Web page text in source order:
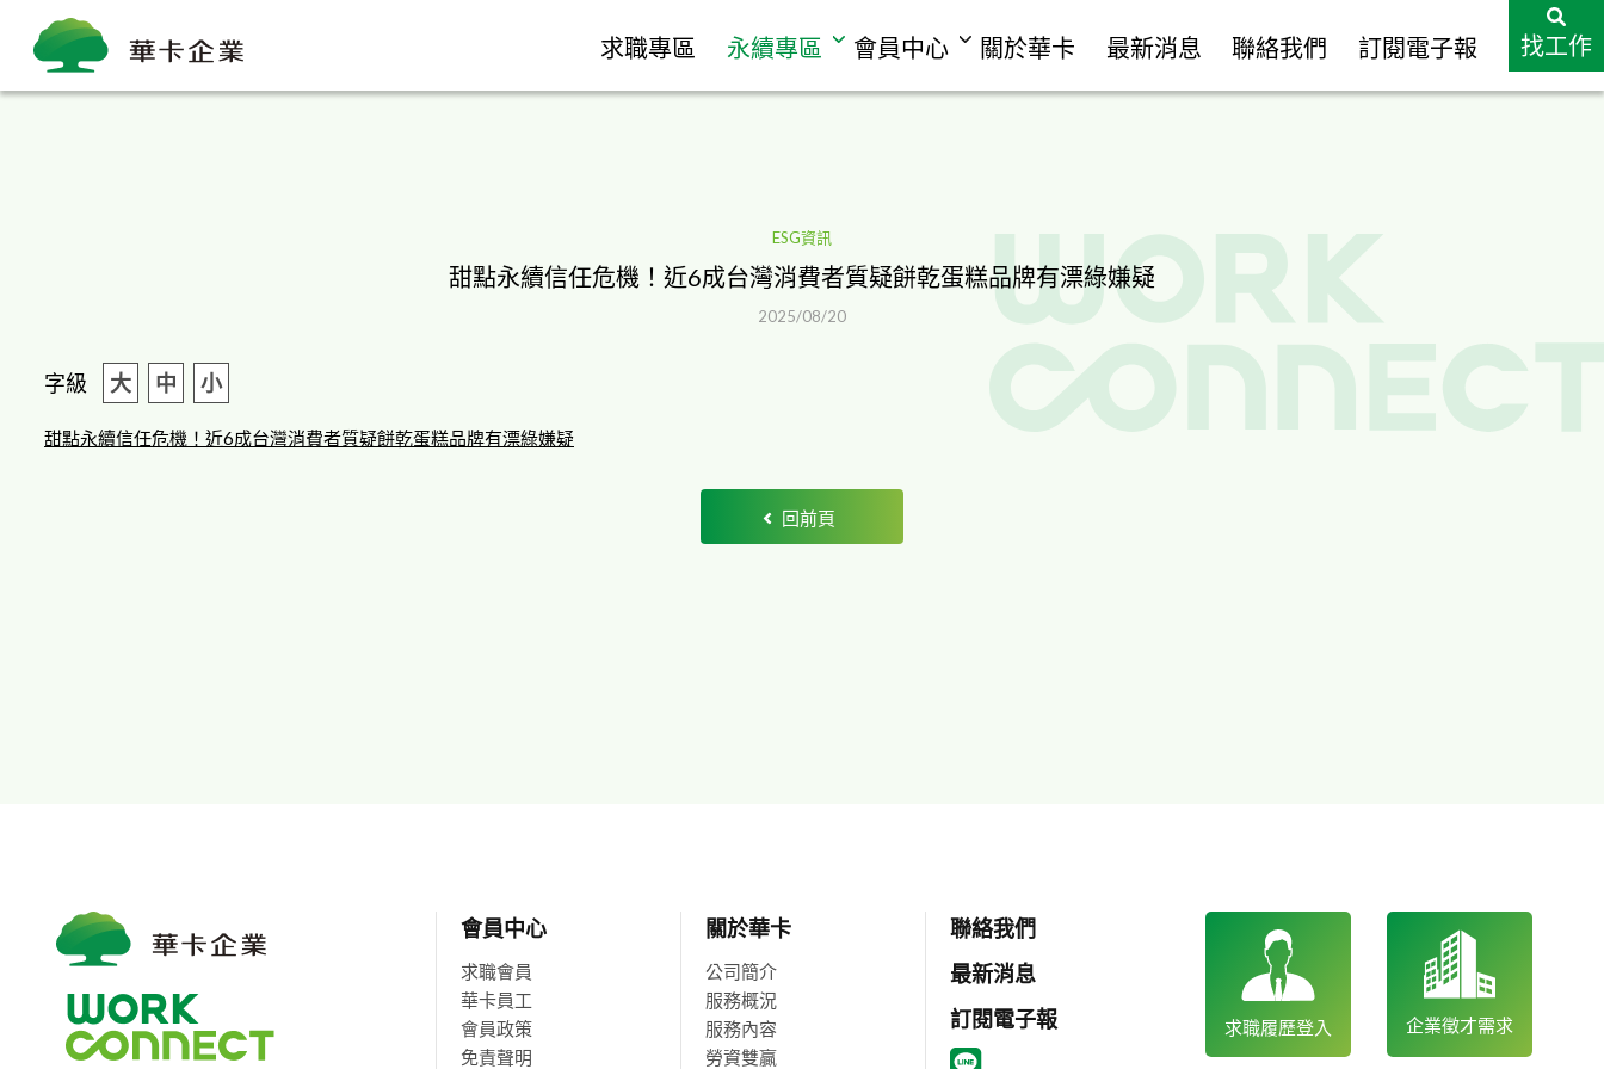
求職專區 永續專區 會員中心 關於華卡 最新消息 聯絡我們 訂閱電子報 找工作
ESG資訊
甜點永續信任危機！近6成台灣消費者質疑餅乾蛋糕品牌有漂綠嫌疑
2025/08/20
字級 大 中 小
甜點永續信任危機！近6成台灣消費者質疑餅乾蛋糕品牌有漂綠嫌疑
回前頁
會員中心
求職會員
華卡員工
會員政策
免責聲明
關於華卡
公司簡介
服務概況
服務內容
勞資雙贏
聯絡我們
最新消息
訂閱電子報
求職履歷登入 企業徵才需求